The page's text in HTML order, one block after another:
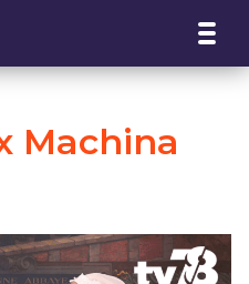
Machina